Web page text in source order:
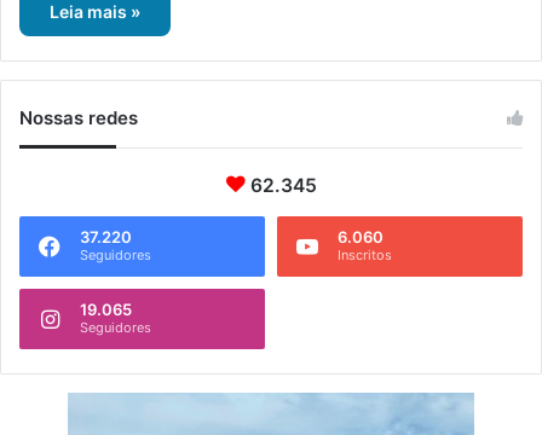
Leia mais »
Nossas redes
62.345
37.220
Seguidores
6.060
Inscritos
19.065
Seguidores